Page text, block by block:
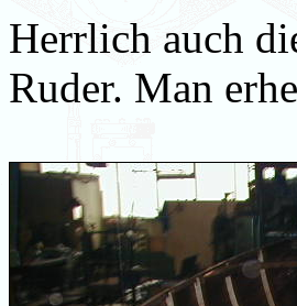
Herrlich auch
Ruder. Man